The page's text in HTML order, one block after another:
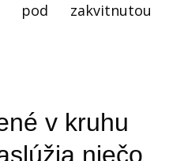
pod zakvitnutou
v kruhu
niečo